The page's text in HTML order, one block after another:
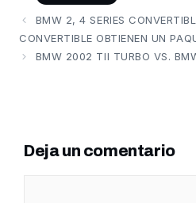
BMW 2, 4 SERIES
CONVERTIBLE OBTIENEN UN
BMW 2002 TII TURBO VS.
Deja un comentario